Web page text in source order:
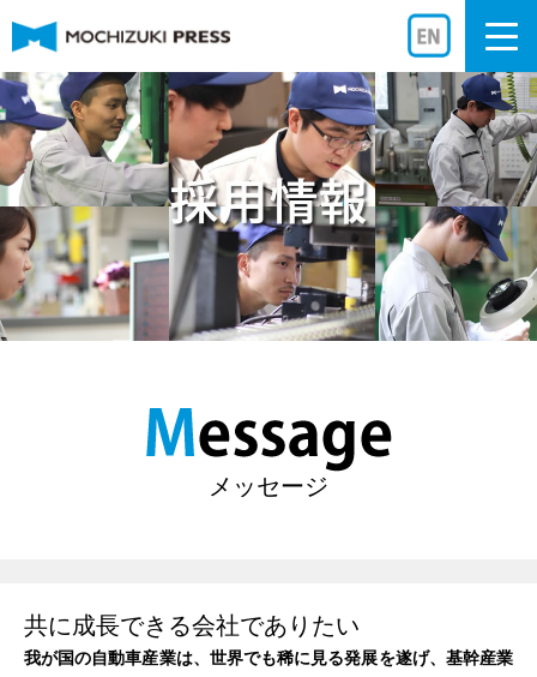
メッセージ
共に成長できる会社でありたい
我が国の自動車産業は、世界でも稀に見る発展を遂げ、基幹産業